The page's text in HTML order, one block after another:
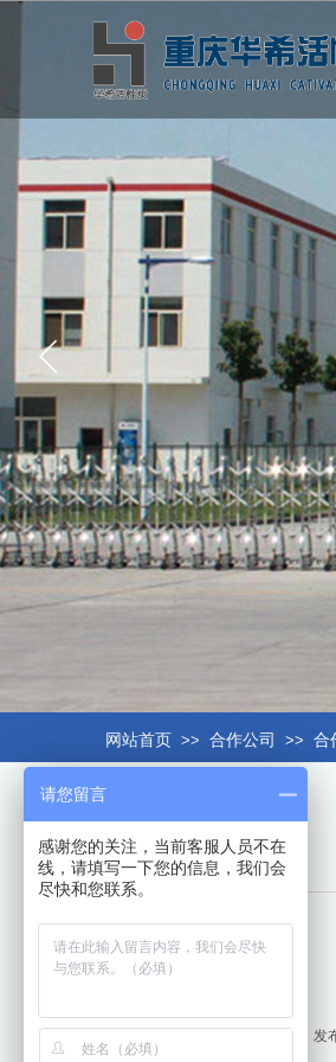
网站首页 >> 合作公司 >> 合
发
请您留言
感谢您的关注，当前客服人员不在
线，请填写一下您的信息，我们会
尽快和您联系。